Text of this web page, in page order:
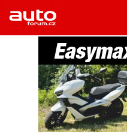
Home
Rubriky
- Jízdní dojmy a další testy
- Bleskovky